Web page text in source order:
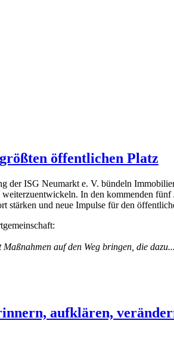
öffentlichen Platz
der ISG Neumarkt e. V. bündeln
In den kommenden
stärken und neue Impulse für den
auf den Weg bringen, die dazu...
aufklären,